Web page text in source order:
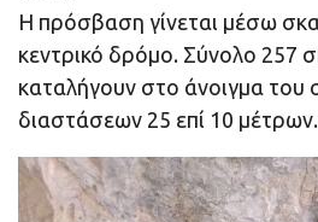
Η πρόσβαση γίνεται μέσω
κεντρικό δρόμο. Σύνολο 257
καταλήγουν στο άνοιγμα του
διαστάσεων 25 επί 10 μέτρων.